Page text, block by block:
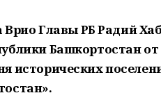
Врио Главы РБ Радий
Башкортостан от
исторических